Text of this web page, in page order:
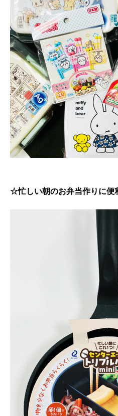
☆忙しい朝のお弁当作りに便